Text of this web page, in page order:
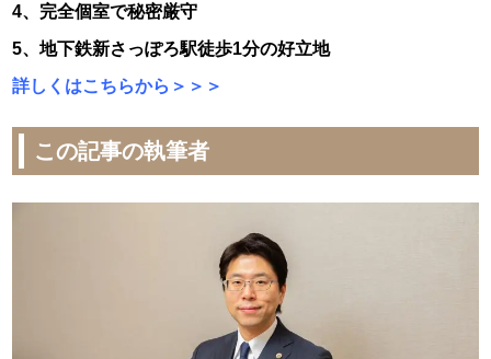
4、完全個室で秘密厳守
5、地下鉄新さっぽろ駅徒歩1分の好立地
詳しくはこちらから＞＞＞
この記事の執筆者